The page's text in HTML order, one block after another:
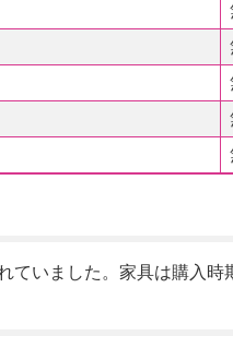
ていました。家具は購入時